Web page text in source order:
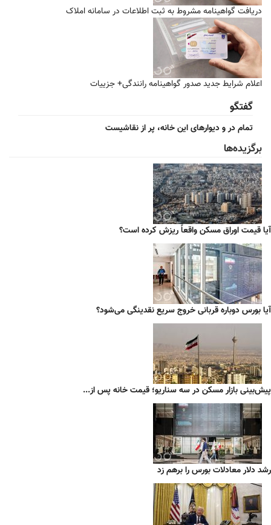
دریافت گواهینامه مشروط به ثبت اطلاعات در سامانه املاک
اعلام شرایط جدید صدور گواهینامه رانندگی+ جزییات
گفتگو
تمام در و دیوارهای این خانه، پر از نقاشیست
برگزیده‌ها
آیا قیمت اوراق مسکن واقعاً ریزش کرده است؟
آیا بورس دوباره قربانی خروج سریع نقدینگی می‌شود؟
پیش‌بینی بازار مسکن در سه سناریو؛ قیمت خانه پس از...
رشد دلار معادلات بورس را برهم زد